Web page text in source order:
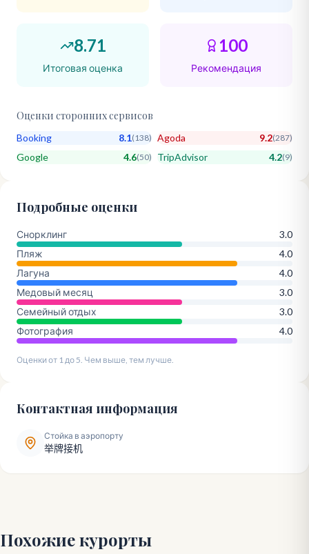
8.71
Итоговая оценка
100
Рекомендация
Оценки сторонних сервисов
Booking 8.1(138) Agoda 9.2(287)
Google 4.6(50) TripAdvisor 4.2(9)
Подробные оценки
Снорклинг
3.0
Пляж
4.0
Лагуна
4.0
Медовый месяц
3.0
Семейный отдых
3.0
Фотография
4.0
Оценки от 1 до 5. Чем выше, тем лучше.
Контактная информация
Стойка в аэропорту
举牌接机
Похожие курорты